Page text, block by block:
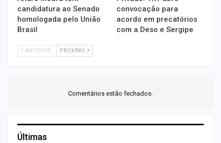
candidatura ao Senado
homologada pelo União
Brasil
convocação para
acordo em precatórios
com a Deso e Sergipe
ANTERIOR PRÓXIMO
Comentários estão fechados.
Últimas